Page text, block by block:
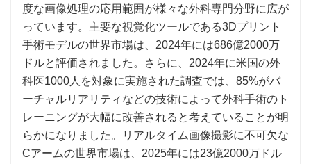
度な画像処理の応用範囲が様々な外科専門分野に広が
っています。主要な視覚化ツールである3Dプリント
手術モデルの世界市場は、2024年には686億2000万
ドルと評価されました。さらに、2024年に米国の外
科医1000人を対象に実施された調査では、85%がバ
ーチャルリアリティなどの技術によって外科手術のト
レーニングが大幅に改善されると考えていることが明
らかになりました。リアルタイム画像撮影に不可欠な
Cアームの世界市場は、2025年には23億2000万ドル